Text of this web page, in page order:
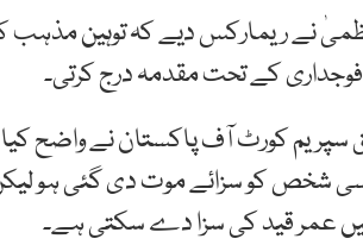
ریمارکس دیے کہ توہین مذہب کا
کے تحت مقدمہ درج کرتی۔
کورٹ آف پاکستان نے واضح کیا
کو سزائے موت دی گئی ہو لیکن
عمر قید کی سزا دے سکتی ہے۔